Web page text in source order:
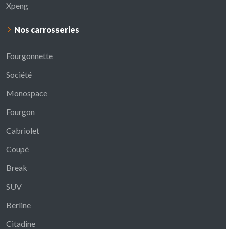
Xpeng
Nos carrosseries
Fourgonnette
Société
Monospace
Fourgon
Cabriolet
Coupé
Break
SUV
Berline
Citadine